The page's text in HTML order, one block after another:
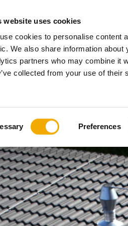
website uses cookies
cookies to personalise content
We also share information
partners who may combine it
collected from your use of their
Preferences
Bugarska
Litvanija
Poljska
Srbija
Švajcarska
& IndustrijaServis Za